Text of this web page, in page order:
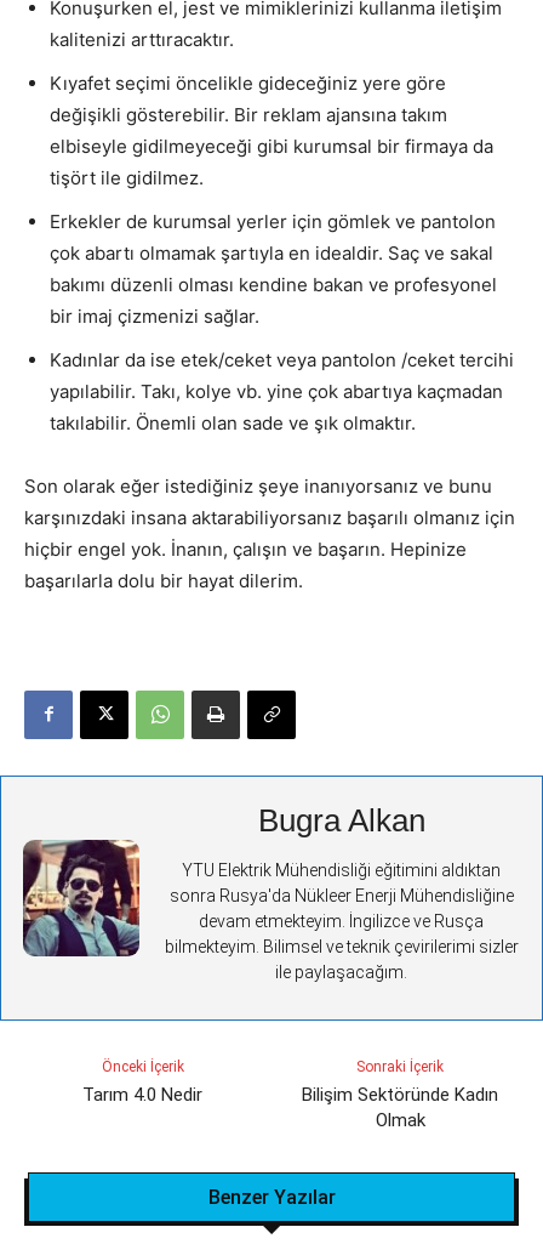
Konuşurken el, jest ve mimiklerinizi kullanma iletişim
kalitenizi arttıracaktır.
Kıyafet seçimi öncelikle gideceğiniz yere göre
değişikli gösterebilir. Bir reklam ajansına takım
elbiseyle gidilmeyeceği gibi kurumsal bir firmaya da
tişört ile gidilmez.
Erkekler de kurumsal yerler için gömlek ve pantolon
çok abartı olmamak şartıyla en idealdir. Saç ve sakal
bakımı düzenli olması kendine bakan ve profesyonel
bir imaj çizmenizi sağlar.
Kadınlar da ise etek/ceket veya pantolon /ceket tercihi
yapılabilir. Takı, kolye vb. yine çok abartıya kaçmadan
takılabilir. Önemli olan sade ve şık olmaktır.
Son olarak eğer istediğiniz şeye inanıyorsanız ve bunu
karşınızdaki insana aktarabiliyorsanız başarılı olmanız için
hiçbir engel yok. İnanın, çalışın ve başarın. Hepinize
başarılarla dolu bir hayat dilerim.
Bugra Alkan
YTU Elektrik Mühendisliği eğitimini aldıktan
sonra Rusya'da Nükleer Enerji Mühendisliğine
devam etmekteyim. İngilizce ve Rusça
bilmekteyim. Bilimsel ve teknik çevirilerimi sizler
ile paylaşacağım.
Önceki İçerik
Tarım 4.0 Nedir
Sonraki İçerik
Bilişim Sektöründe Kadın
Olmak
Benzer Yazılar